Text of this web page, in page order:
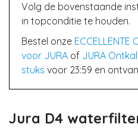
Volg de bovenstaande
in topconditie te houden.
Bestel onze
voor JURA of JURA
stuks voor 23:59 en
Jura D4